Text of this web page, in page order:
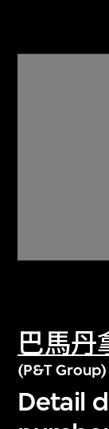
巴馬丹
(P&T Group)
Detail
关于M+
探索世界
文化藏品